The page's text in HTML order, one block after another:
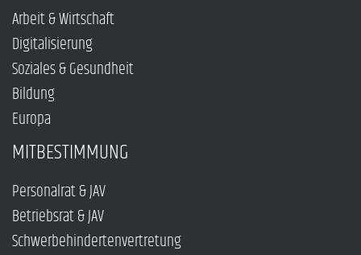
Arbeit & Wirtschaft
Digitalisierung
Soziales & Gesundheit
Bildung
Europa
MITBESTIMMUNG
Personalrat & JAV
Betriebsrat & JAV
Schwerbehindertenvertretung